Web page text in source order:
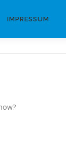
IMPRESSUM